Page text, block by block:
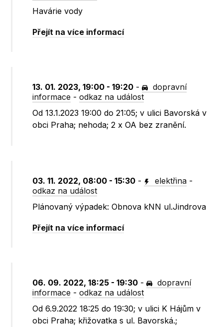
Havárie vody
Přejít na více informací
13. 01. 2023, 19:00 - 19:20 -
dopravní
informace -odkaz na událost
Od 13.1.2023 19:00 do 21:05; v ulici Bavorská v
obci Praha; nehoda; 2 x OA bez zranění.
03. 11. 2022, 08:00 - 15:30 - elektřina -
odkaz na událost
Plánovaný výpadek: Obnova kNN ul.Jindrova
Přejít na více informací
06. 09. 2022, 18:25 - 19:30 -
dopravní
informace -odkaz na událost
Od 6.9.2022 18:25 do 19:30; v ulici K Hájům v
obci Praha; křižovatka s ul. Bavorská.;